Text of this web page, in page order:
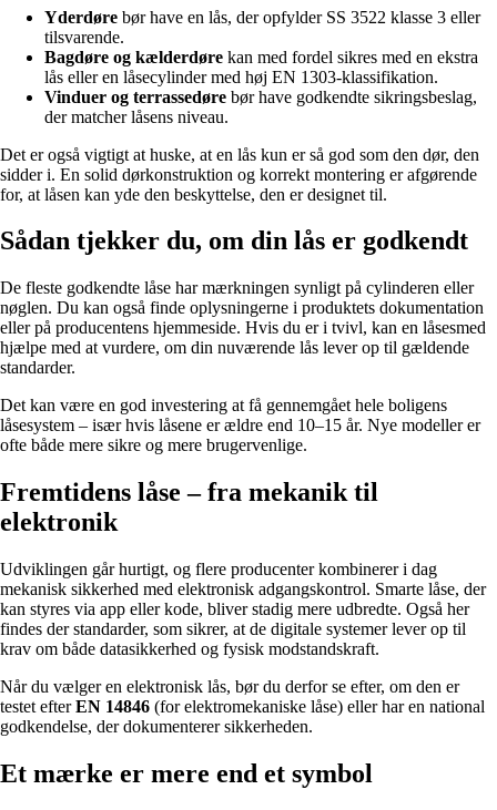
Yderdøre bør have en lås, der opfylder SS 3522 klasse 3 eller
tilsvarende.
Bagdøre og kælderdøre kan med fordel sikres med en ekstra
lås eller en låsecylinder med høj EN 1303-klassifikation.
Vinduer og terrassedøre bør have godkendte sikringsbeslag,
der matcher låsens niveau.
Det er også vigtigt at huske, at en lås kun er så god som den dør, den
sidder i. En solid dørkonstruktion og korrekt montering er afgørende
for, at låsen kan yde den beskyttelse, den er designet til.
Sådan tjekker du, om din lås er godkendt
De fleste godkendte låse har mærkningen synligt på cylinderen eller
nøglen. Du kan også finde oplysningerne i produktets dokumentation
eller på producentens hjemmeside. Hvis du er i tvivl, kan en låsesmed
hjælpe med at vurdere, om din nuværende lås lever op til gældende
standarder.
Det kan være en god investering at få gennemgået hele boligens
låsesystem – især hvis låsene er ældre end 10–15 år. Nye modeller er
ofte både mere sikre og mere brugervenlige.
Fremtidens låse – fra mekanik til
elektronik
Udviklingen går hurtigt, og flere producenter kombinerer i dag
mekanisk sikkerhed med elektronisk adgangskontrol. Smarte låse, der
kan styres via app eller kode, bliver stadig mere udbredte. Også her
findes der standarder, som sikrer, at de digitale systemer lever op til
krav om både datasikkerhed og fysisk modstandskraft.
Når du vælger en elektronisk lås, bør du derfor se efter, om den er
testet efterEN 14846 (for elektromekaniske låse) eller har en national
godkendelse, der dokumenterer sikkerheden.
Et mærke er mere end et symbol